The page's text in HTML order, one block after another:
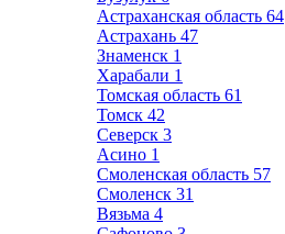
Астраханская область 64
Астрахань 47
Знаменск 1
Харабали 1
Томская область 61
Томск 42
Северск 3
Асино 1
Смоленская область 57
Смоленск 31
Вязьма 4